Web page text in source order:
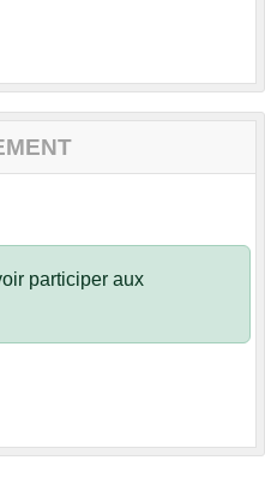
participer aux